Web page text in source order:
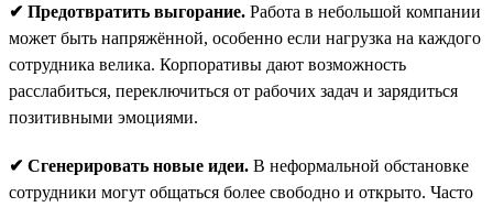
✔ Предотвратить выгорание. Работа в небольшой компании
может быть напряжённой, особенно если нагрузка на каждого
сотрудника велика. Корпоративы дают возможность
расслабиться, переключиться от рабочих задач и зарядиться
позитивными эмоциями.
✔ Сгенерировать новые идеи. В неформальной обстановке
сотрудники могут общаться более свободно и открыто. Часто